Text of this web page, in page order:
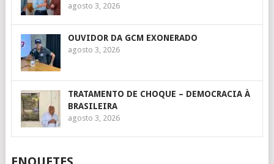
agosto 3, 2026
OUVIDOR DA GCM EXONERADO
agosto 3, 2026
TRATAMENTO DE CHOQUE – DEMOCRACIA À
BRASILEIRA
agosto 3, 2026